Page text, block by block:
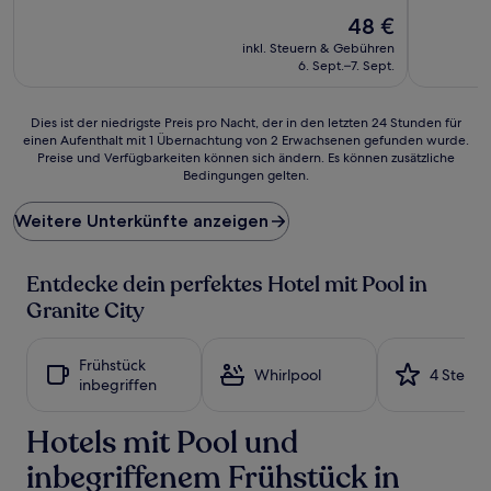
Der
Preis
beträgt
48 €
inkl. Steuern & Gebühren
6. Sept.–7. Sept.
Dies
ist
Preis
pro
Nacht,
den
letzten
einen
1 Übernachtung
von
2 Erwachsenen
Dies ist der niedrigste Preis pro Nacht, der in den letzten 24 Stunden für
einen Aufenthalt mit 1 Übernachtung von 2 Erwachsenen gefunden wurde.
Preise und Verfügbarkeiten können sich ändern. Es können zusätzliche
Bedingungen gelten.
Weitere Unterkünfte anzeigen
Entdecke dein perfektes Hotel mit Pool in
Granite City
Frühstück
inbegriffen
Whirlpool 4 Sterne
Hotels mit Pool und
inbegriffenem Frühstück in